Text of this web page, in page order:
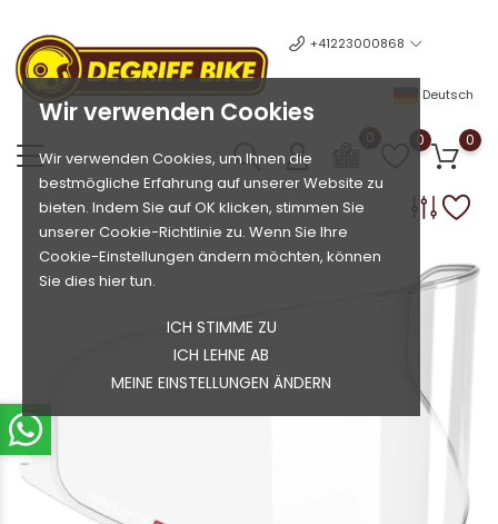
Wir verwenden Cookies
Wir verwenden Cookies, um Ihnen die
bestmögliche Erfahrung auf unserer Website zu
bieten. Indem Sie auf OK klicken, stimmen Sie
unserer Cookie-Richtlinie zu. Wenn Sie Ihre
Cookie-Einstellungen ändern möchten, können
Sie dies hier tun.
ICH STIMME ZU
ICH LEHNE AB
MEINE EINSTELLUNGEN ÄNDERN
+41223000868
Deutsch
0 0